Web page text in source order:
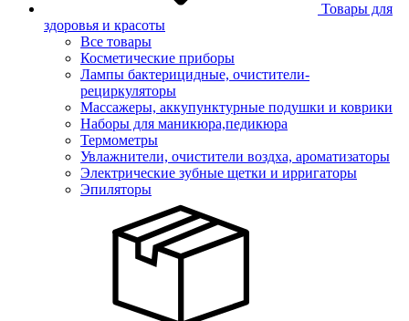
Товары для
здоровья и красоты
Все товары
Косметические приборы
Лампы бактерицидные, очистители-
рециркуляторы
Массажеры, аккупунктурные подушки и коврики
Наборы для маникюра,педикюра
Термометры
Увлажнители, очистители воздха, ароматизаторы
Электрические зубные щетки и ирригаторы
Эпиляторы